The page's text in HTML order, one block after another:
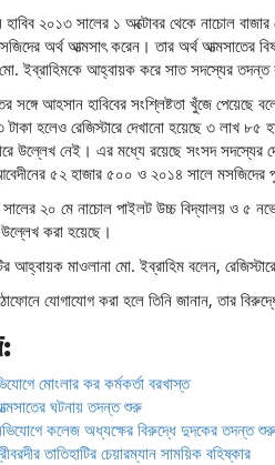
২০১৩ সালের ১ অক্টোবর থেকে নাচোল
অর্থ আত্মসাৎ করেন। তার অর্থ
ইব্রাহিমকে আহ্বায়ক করে সাত সদস্যের তদন্ত
সঙ্গে আহসান হাবিবের সংশ্লিষ্টতা খুঁজে
টাকা হলেও রেজিস্টারে দেখানো হয়েছে ৩ লাখ
উল্লেখ নেই। এর মধ্যে রয়েছে সংসদ
৫২ হাজার ৫০০ ও ২০১৪ সালে মসজিদের
২০ মে নাচোল পাইলট উচ্চ বিদ্যালয় ও ৫
করা হয়েছে।
আহ্বায়ক মাওলানা মো. ইব্রাহিম বলেন,
যোগাযোগ করা হলে তিনি জানান, তার
মোংলার কর কর্মকর্তা বরখাস্ত
ঘটনায় তদন্ত শুরু
কলেজ অধ্যক্ষের বিরুদ্ধে দুদকের তদন্ত শুরু
তাতিহাটির চেয়ারম্যান সাময়িক বহিষ্কার